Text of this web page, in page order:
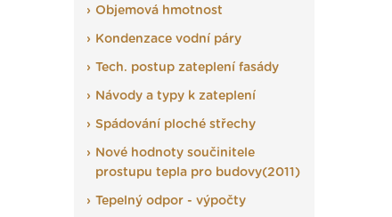
Objemová hmotnost
Kondenzace vodní páry
Tech. postup zateplení fasády
Návody a typy k zateplení
Spádování ploché střechy
Nové hodnoty součinitele
prostupu tepla pro budovy(2011)
Tepelný odpor - výpočty